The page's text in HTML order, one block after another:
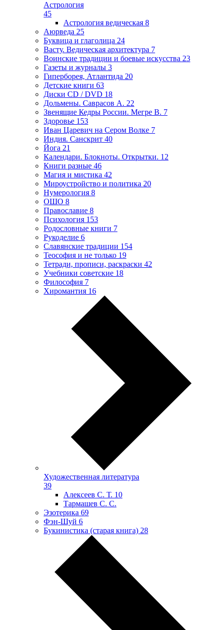
Астрология
45
Астрология ведическая 8
Аюрведа 25
Буквица и глаголица 24
Васту. Ведическая архитектура 7
Воинские традиции и боевые искусства 23
Газеты и журналы 3
Гиперборея, Атлантида 20
Детские книги 63
Диски CD / DVD 18
Дольмены. Саврасов А. 22
Звенящие Кедры России. Мегре В. 7
Здоровье 153
Иван Царевич на Сером Волке 7
Индия. Санскрит 40
Йога 21
Календари. Блокноты. Открытки. 12
Книги разные 46
Магия и мистика 42
Мироустройство и политика 20
Нумерология 8
ОШО 8
Православие 8
Психология 153
Родословные книги 7
Рукоделие 6
Славянские традиции 154
Теософия и не только 19
Тетради, прописи, раскраски 42
Учебники советские 18
Философия 7
Хиромантия 16
Художественная литература
39
Алексеев С. Т. 10
Тармашев С. С.
Эзотерика 69
Фэн-Шуй 6
Букинистика (старая книга) 28